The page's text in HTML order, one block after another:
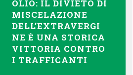
OLIO: IL DIVIETO DI
MISCELAZIONE
DELL’EXTRAVERGI
NE È UNA STORICA
VITTORIA CONTRO
I TRAFFICANTI